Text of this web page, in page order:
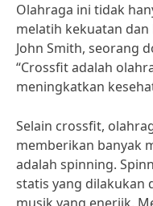
Olahraga ini tidak
melatih kekuatan
John Smith, seorang
“Crossfit adalah
meningkatkan
Selain crossfit,
memberikan banyak
adalah spinning.
statis yang dilakukan